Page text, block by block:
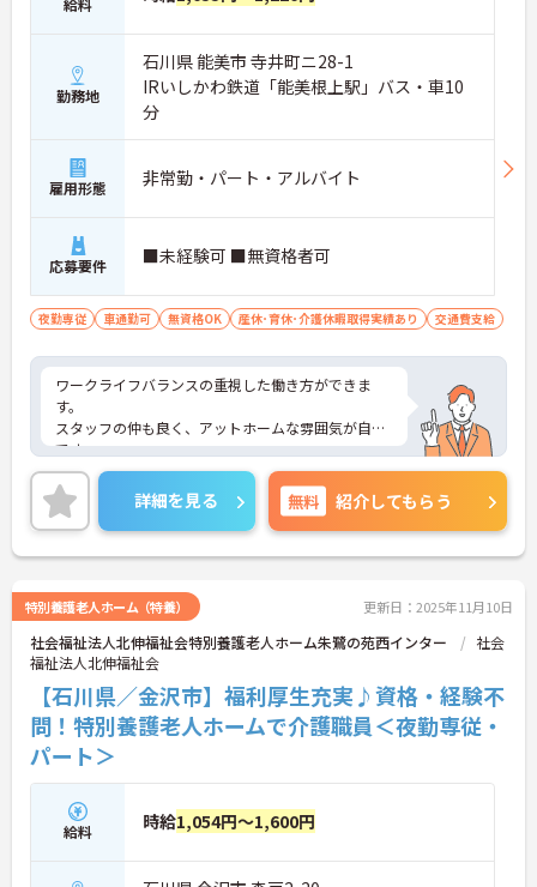
勤務地
石川県 能美市 寺井町ニ28-1
IRいしかわ鉄道「能美根上駅」バス・車10
分
雇用形態 非常勤・パート・アルバイト
応募要件 ■未経験可 ■無資格者可
夜勤専従 車通勤可 無資格OK 産休･育休･介護休暇取得実績あり 交通費支給
ワークライフバランスの重視した働き方ができま
す。
スタッフの仲も良く、アットホームな雰囲気が自慢
です。
ご興味ある方には、面接対策ポイントなど、詳細を
お話しいたしますのでお気軽にご相談ください。
詳細を見る 無料 紹介してもらう
特別養護老人ホーム（特養） 更新日：2025年11月10日
社会福祉法人北伸福祉会特別養護老人ホーム朱鷺の苑西インター
社会
福祉法人北伸福祉会
【石川県／金沢市】福利厚生充実♪資格・経験不
問！特別養護老人ホームで介護職員＜夜勤専従・
パート＞
給料 時給1,054円～1,600円